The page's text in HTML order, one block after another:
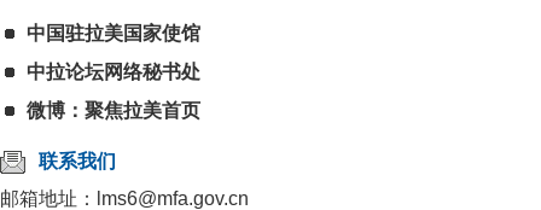
中国驻拉美国家使馆
中拉论坛网络秘书处
微博：聚焦拉美首页
联系我们
邮箱地址：lms6@mfa.gov.cn